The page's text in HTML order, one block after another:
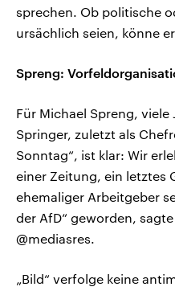
sprechen. Ob politische
ursächlich seien, könne
Spreng:
Für Michael Spreng, viele
Springer, zuletzt als
Sonntag“, ist klar: Wir
einer Zeitung, ein letztes
ehemaliger Arbeitgeber
der AfD“ geworden,
@mediasres.
„Bild“ verfolge keine